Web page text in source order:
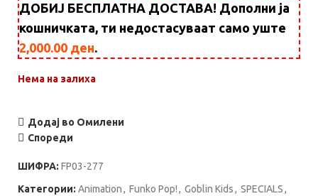
ДОБИЈ БЕСПЛАТНА ДОСТАВА! Дополни ја
кошничката, ти недостасуваат само уште
2,000.00 ден.
Нема на залиха
Додај во Омилени
Спореди
ШИФРА: FP03-277
Категории: Animation, Funko Pop!, Goblin Kids, SPECIALS,